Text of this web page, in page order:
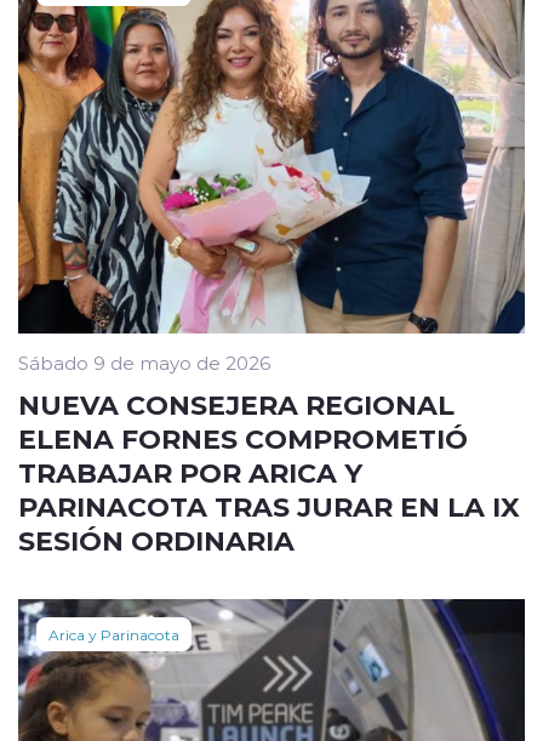
Sábado 9 de mayo de 2026
NUEVA CONSEJERA REGIONAL
ELENA FORNES COMPROMETIÓ
TRABAJAR POR ARICA Y
PARINACOTA TRAS JURAR EN LA IX
SESIÓN ORDINARIA
Arica y Parinacota